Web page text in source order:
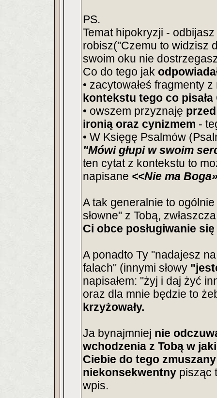
PS.
Temat hipokryzji -
robisz("Czemu to widzisz
swoim oku nie
Co do tego jak
• zacytowałeś fragmenty
kontekstu tego co pisała
• owszem przyznaję
ironią oraz cynizmem -
• W Księgę Psalmów
"Mówi głupi w swoim
ten cytat z kontekstu to
napisane <<Nie ma
A tak generalnie to ogólnie
słowne" z Tobą,
Ci obce posługiwanie
A ponadto Ty "nadajesz
falach" (innymi słowy
napisałem: "żyj i daj żyć
oraz dla mnie będzie to
krzyżowały.
Ja bynajmniej nie
wchodzenia z Tobą w
Ciebie do tego
niekonsekwentny pisząc
wpis.